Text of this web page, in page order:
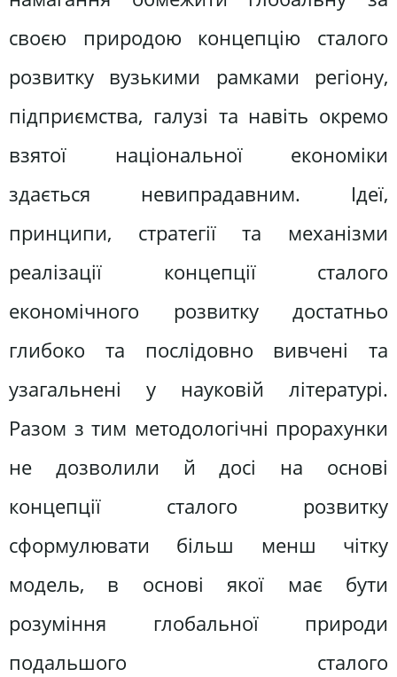
своєю природою концепцію сталого
розвитку вузькими рамками регіону,
підприємства, галузі та навіть окремо
взятої національної економіки
здається невипрадавним. Ідеї,
принципи, стратегії та механізми
реалізації концепції сталого
економічного розвитку достатньо
глибоко та послідовно вивчені та
узагальнені у науковій літературі.
Разом з тим методологічні прорахунки
не дозволили й досі на основі
концепції сталого розвитку
сформулювати більш менш чітку
модель, в основі якої має бути
розуміння глобальної природи
подальшого сталого